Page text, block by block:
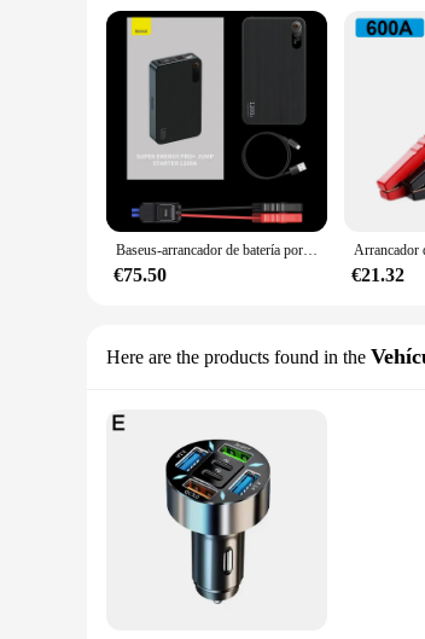
Baseus-arrancador de batería portátil para coche, dispositivo de arranque de emergencia, 1200A, Banco de energía, 12000mAh, 2.5L/6L
€75.50 €21.32
Here are the products found in the